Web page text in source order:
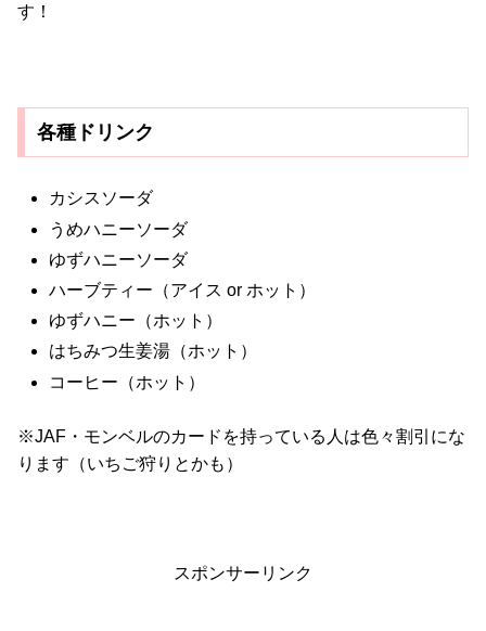
す！
各種ドリンク
カシスソーダ
うめハニーソーダ
ゆずハニーソーダ
ハーブティー（アイス or ホット）
ゆずハニー（ホット）
はちみつ生姜湯（ホット）
コーヒー（ホット）
※JAF・モンベルのカードを持っている人は色々割引にな
ります（いちご狩りとかも）
スポンサーリンク